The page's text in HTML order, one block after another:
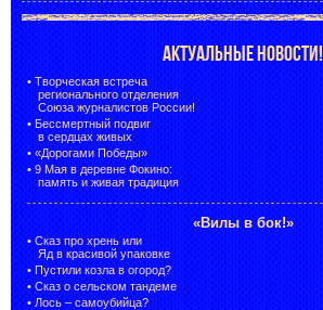
АКТУАЛЬНЫЕ НОВОСТИ!
• Творческая встреча
регионального отделения
Союза журналистов России!
• Бессмертный подвиг
в сердцах живых
• «Дорогами Победы»
• 9 Мая в деревне Фокино:
память и живая традиция
«Вилы в бок!»
• Сказ про хрень или
Яд в красивой упаковке
• Пустили козла в огород?
• Сказ о сельском тандеме
• Лось – самоубийца?